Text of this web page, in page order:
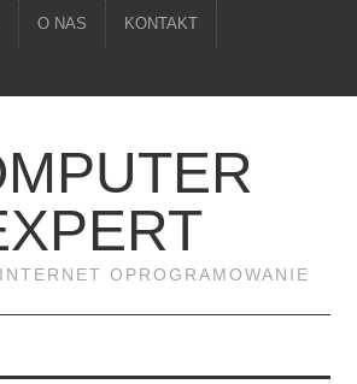
O NAS KONTAKT
OPROGRAMOWANIE